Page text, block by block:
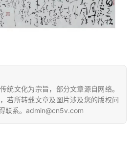
统文化为宗旨，部分文章源自网络。
若所转载文章及图片涉及您的版权问
联系。admin@cn5v.com